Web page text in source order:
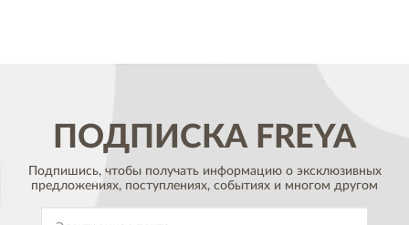
ПОДПИСКАFREYA
Подпишись, чтобы получать информацию о эксклюзивных
предложениях, поступлениях, событиях и многом другом